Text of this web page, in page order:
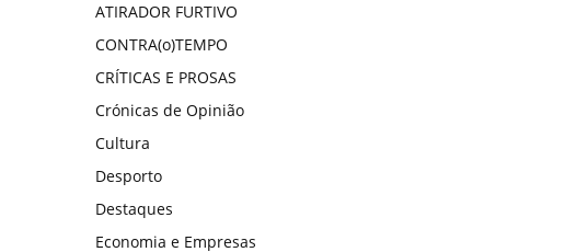
ATIRADOR FURTIVO
CONTRA(o)TEMPO
CRÍTICAS E PROSAS
Crónicas de Opinião
Cultura
Desporto
Destaques
Economia e Empresas